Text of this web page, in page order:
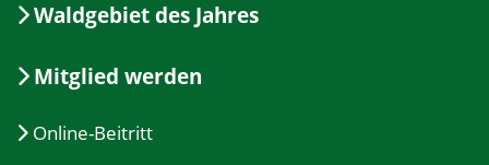
Waldgebiet des Jahres
Mitglied werden
Online-Beitritt